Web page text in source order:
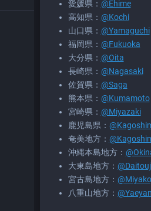
愛媛県： @Ehime
高知県： @Kochi
山口県： @Yamaguchi
福岡県： @Fukuoka
大分県： @Oita
長崎県： @Nagasaki
佐賀県： @Saga
熊本県： @Kumamoto
宮崎県： @Miyazaki
鹿児島県：
奄美地方：
沖縄本島地方：
大東島地方：
宮古島地方：
八重山地方：